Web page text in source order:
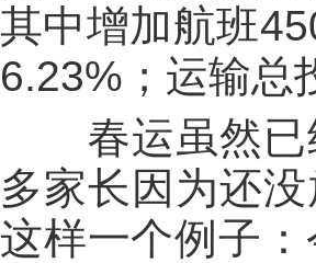
其中增加航班
6.23%；运输总
春运虽然已
多家长因为还
这样一个例子